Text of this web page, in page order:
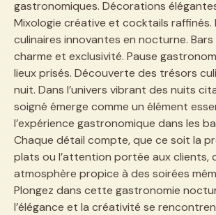
gastronomiques. Décorations
Mixologie créative et cocktails raffinés.
culinaires innovantes en nocturne. Bars
charme et exclusivité. Pause
lieux prisés. Découverte des trésors
nuit. Dans l’univers vibrant des nuits
soigné émerge comme un élément
l’expérience gastronomique dans les
Chaque détail compte, que ce soit la
plats ou l’attention portée aux clients,
atmosphère propice à des soirées
Plongez dans cette gastronomie
l’élégance et la créativité se